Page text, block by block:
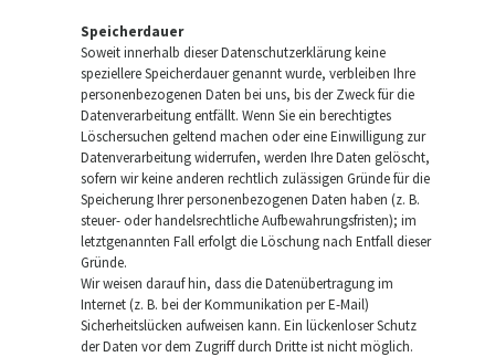
Speicherdauer
Soweit innerhalb dieser Datenschutzerklärung keine
speziellere Speicherdauer genannt wurde, verbleiben Ihre
personenbezogenen Daten bei uns, bis der Zweck für die
Datenverarbeitung entfällt. Wenn Sie ein berechtigtes
Löschersuchen geltend machen oder eine Einwilligung zur
Datenverarbeitung widerrufen, werden Ihre Daten gelöscht,
sofern wir keine anderen rechtlich zulässigen Gründe für die
Speicherung Ihrer personenbezogenen Daten haben (z. B.
steuer- oder handelsrechtliche Aufbewahrungsfristen); im
letztgenannten Fall erfolgt die Löschung nach Entfall dieser
Gründe.
Wir weisen darauf hin, dass die Datenübertragung im
Internet (z. B. bei der Kommunikation per E-Mail)
Sicherheitslücken aufweisen kann. Ein lückenloser Schutz
der Daten vor dem Zugriff durch Dritte ist nicht möglich.